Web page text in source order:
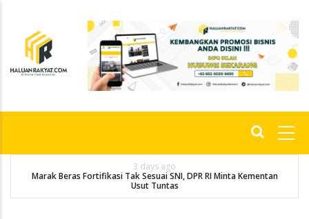
content
3 days ago
Marak Beras Fortifikasi Tak Sesuai SNI, DPR RI Minta Kementan
Usut Tuntas